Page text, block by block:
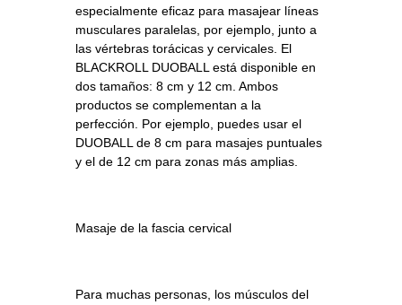
especialmente eficaz para masajear líneas
musculares paralelas, por ejemplo, junto a
las vértebras torácicas y cervicales. El
BLACKROLL DUOBALL está disponible en
dos tamaños: 8 cm y 12 cm. Ambos
productos se complementan a la
perfección. Por ejemplo, puedes usar el
DUOBALL de 8 cm para masajes puntuales
y el de 12 cm para zonas más amplias.
Masaje de la fascia cervical
Para muchas personas, los músculos del